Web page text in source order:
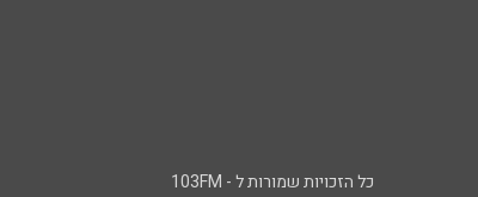
כל הזכויות שמורות ל - 103FM